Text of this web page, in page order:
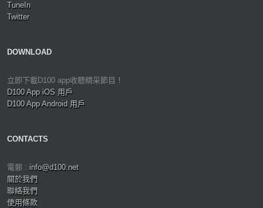
TuneIn
Twitter
DOWNLOAD
立即下載D100 app收聽精采節目！
D100 App iOS 用戶
D100 App Android 用戶
CONTACTS
電郵 : info@d100.net
關於我們
聯絡我們
使用條款